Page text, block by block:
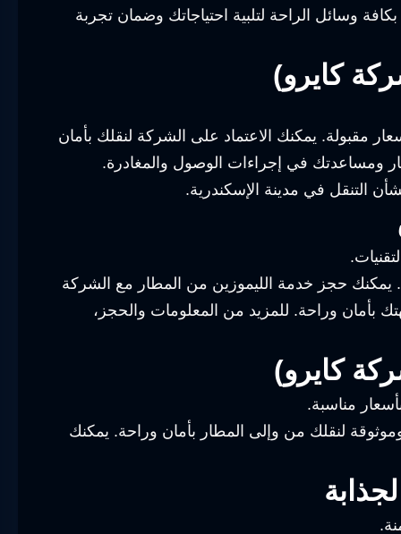
وسائل الراحة لتلبية احتياجاتك وضمان تجربة
كايرو)
مقبولة. يمكنك الاعتماد على الشركة لنقلك بأمان
ومساعدتك في إجراءات الوصول والمغادرة.
التنقل في مدينة الإسكندرية.
يمكنك حجز خدمة الليموزين من المطار مع الشركة
وجهتك بأمان وراحة. للمزيد من المعلومات والحجز،
كايرو)
مناسبة.
لنقلك من وإلى المطار بأمان وراحة. يمكنك